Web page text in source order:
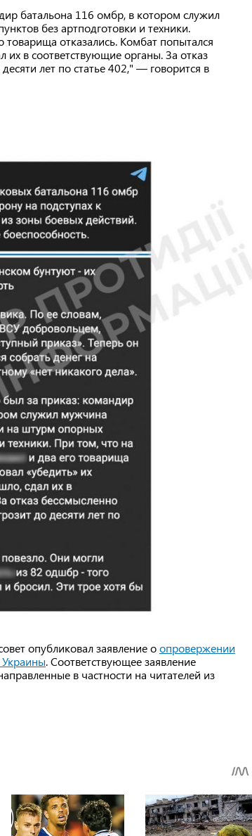
батальона 116 омбр, в котором служил
без артподготовки и техники.
отказались. Комбат попытался
их в соответствующие органы. За отказ
лет по статье 402," — говорится в
опубликовал заявление оопровержении
. Соответствующее заявление
в частности на читателей из